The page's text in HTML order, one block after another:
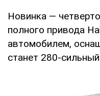
Новинка —
полного привода
автомобилем,
станет 280-